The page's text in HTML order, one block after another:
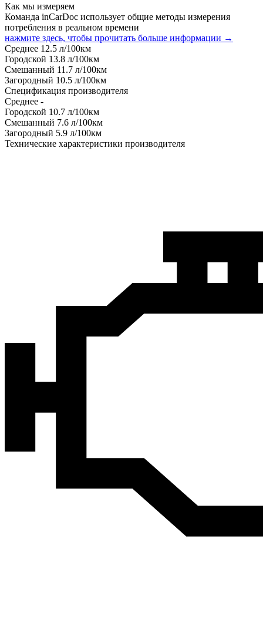
Как мы измеряем
Команда inCarDoc использует общие методы измерения
потребления в реальном времени
нажмите здесь, чтобы прочитать больше информации →
Среднее 12.5 л/100км
Городской 13.8 л/100км
Смешанный 11.7 л/100км
Загородный 10.5 л/100км
Спецификация производителя
Среднее -
Городской 10.7 л/100км
Смешанный 7.6 л/100км
Загородный 5.9 л/100км
Технические характеристики производителя